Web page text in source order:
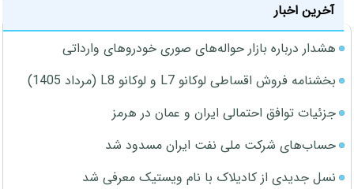
آخرین اخبار
هشدار درباره بازار حواله‌های صوری خودروهای وارداتی
بخشنامه فروش اقساطی لوکانو L7 و لوکانو L8 (مرداد 1405)
جزئیات توافق احتمالی ایران و عمان در هرمز
حساب‌های شرکت ملی نفت ایران مسدود شد
نسل جدیدی از کادیلاک با نام ویستیک معرفی شد